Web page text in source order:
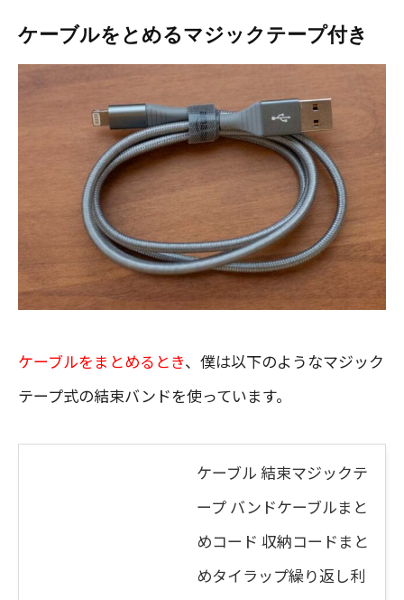
ケーブルをとめるマジックテープ付き
ケーブルをまとめるとき、僕は以下のようなマジック
テープ式の結束バンドを使っています。
ケーブル 結束マジックテ
ープ バンドケーブルまと
めコード 収納コードまと
めタイラップ繰り返し利